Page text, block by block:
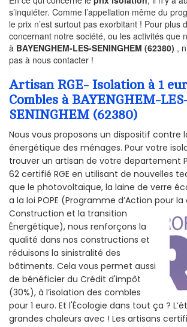
s’inquiéter. Comme l’appellation même du
le prix n’est surtout pas exorbitant ! Pour plus
concernant notre société, ou les activités que
à BAYENGHEM-LES-SENINGHEM (62380) ,
pas à nous contacter !
Artisan RGE- Isolation à 1
Combles à BAYENGHEM-
SENINGHEM (62380)
Nous vous proposons un dispositif contre
énergétique des ménages. Pour votre
trouver un artisan de votre departement
62 certifié RGE en utilisant de nouvelles
que le photovoltaïque, la laine de verre
a la loi POPE (Programme d’Action pour
Construction et la transition
Énergétique), nous renforçons la
qualité dans nos constructions et
réduisons la sinistralité des
bâtiments. Cela vous permet aussi
de bénéficier du Crédit d'impôt
(30%), à l’isolation des combles
pour 1 euro. Et l'Écologie dans tout ça ?
grandes chaleurs avec ! Les artisans